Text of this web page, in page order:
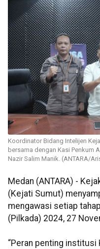
Koordinator Bidang Intelijen
bersama dengan Kasi Penkum
Nazir Salim Manik. (ANTARA/
Medan (ANTARA) -
(Kejati Sumut)
mengawasi setiap
(Pilkada) 2024, 27
“Peran penting